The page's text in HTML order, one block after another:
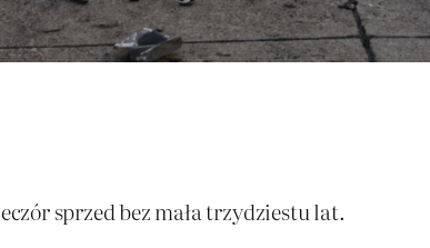
sprzed bez mała trzydziestu lat.